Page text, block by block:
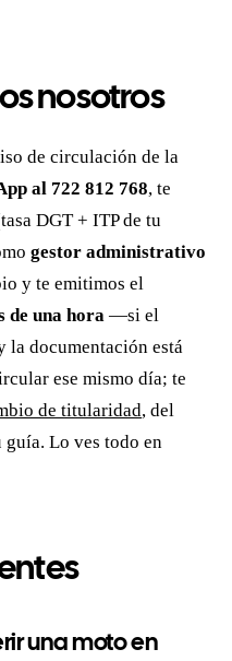
nosotros
de circulación de la
al 722 812 768, te
DGT + ITP de tu
gestor administrativo
y te emitimos el
de una hora —si el
la documentación está
ese mismo día; te
de titularidad, del
Lo ves todo en
una moto en